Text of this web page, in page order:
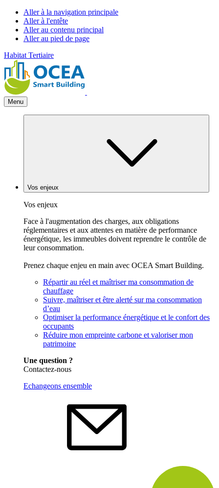
Aller à la navigation principale
Aller à l'entête
Aller au contenu principal
Aller au pied de page
Habitat Tertiaire
Menu
Vos enjeux
Vos enjeux
Face à l'augmentation des charges, aux obligations
réglementaires et aux attentes en matière de performance
énergétique, les immeubles doivent reprendre le contrôle de
leur consommation.
Prenez chaque enjeu en main avec OCEA Smart Building.
Répartir au réel et maîtriser ma consommation de
chauffage
Suivre, maîtriser et être alerté sur ma consommation
d’eau
Optimiser la performance énergétique et le confort des
occupants
Réduire mon empreinte carbone et valoriser mon
patrimoine
Une question ?
Contactez-nous
Echangeons ensemble